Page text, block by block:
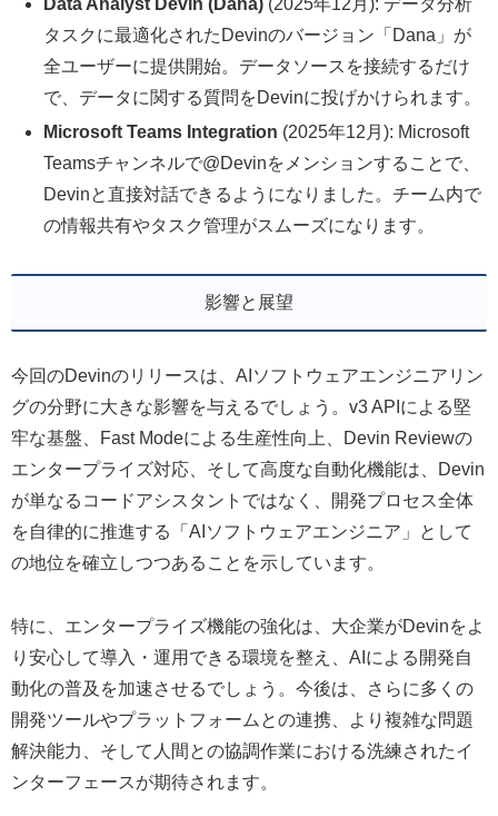
Data Analyst Devin (Dana) (2025年12月): データ分析
タスクに最適化されたDevinのバージョン「Dana」が
全ユーザーに提供開始。データソースを接続するだけ
で、データに関する質問をDevinに投げかけられます。
Microsoft Teams Integration (2025年12月): Microsoft
Teamsチャンネルで@Devinをメンションすることで、
Devinと直接対話できるようになりました。チーム内で
の情報共有やタスク管理がスムーズになります。
影響と展望
今回のDevinのリリースは、AIソフトウェアエンジニアリン
グの分野に大きな影響を与えるでしょう。v3 APIによる堅
牢な基盤、Fast Modeによる生産性向上、Devin Reviewの
エンタープライズ対応、そして高度な自動化機能は、Devin
が単なるコードアシスタントではなく、開発プロセス全体
を自律的に推進する「AIソフトウェアエンジニア」として
の地位を確立しつつあることを示しています。
特に、エンタープライズ機能の強化は、大企業がDevinをよ
り安心して導入・運用できる環境を整え、AIによる開発自
動化の普及を加速させるでしょう。今後は、さらに多くの
開発ツールやプラットフォームとの連携、より複雑な問題
解決能力、そして人間との協調作業における洗練されたイ
ンターフェースが期待されます。